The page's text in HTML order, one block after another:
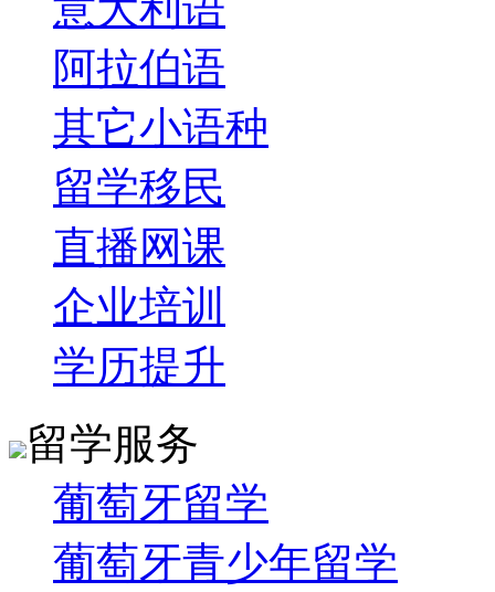
阿拉伯语
其它小语种
留学移民
直播网课
企业培训
学历提升
留学服务
葡萄牙留学
葡萄牙青少年留学